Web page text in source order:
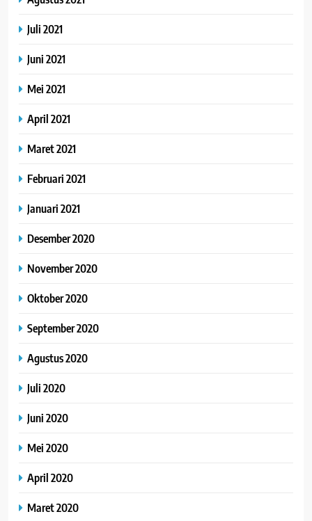
Juli 2021
Juni 2021
Mei 2021
April 2021
Maret 2021
Februari 2021
Januari 2021
Desember 2020
November 2020
Oktober 2020
September 2020
Agustus 2020
Juli 2020
Juni 2020
Mei 2020
April 2020
Maret 2020